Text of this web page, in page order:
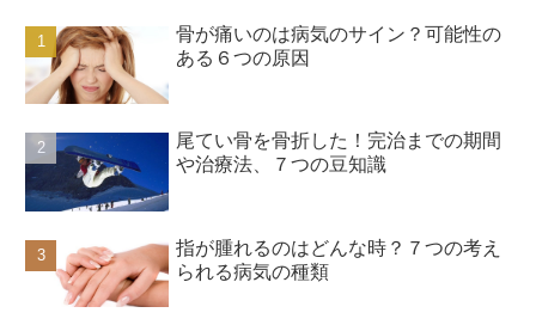
骨が痛いのは病気のサイン？可能性の
ある６つの原因
尾てい骨を骨折した！完治までの期間
や治療法、７つの豆知識
指が腫れるのはどんな時？７つの考え
られる病気の種類